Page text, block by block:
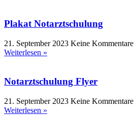
Plakat Notarztschulung
21. September 2023 Keine Kommentare
Weiterlesen »
Notarztschulung Flyer
21. September 2023 Keine Kommentare
Weiterlesen »